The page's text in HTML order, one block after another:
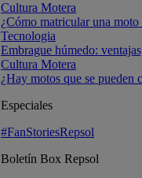
Cultura Motera
¿Cómo matricular una
Tecnologia
Embrague húmedo:
Cultura Motera
¿Hay motos que se pueden
Especiales
#FanStoriesRepsol
Boletín Box Repsol